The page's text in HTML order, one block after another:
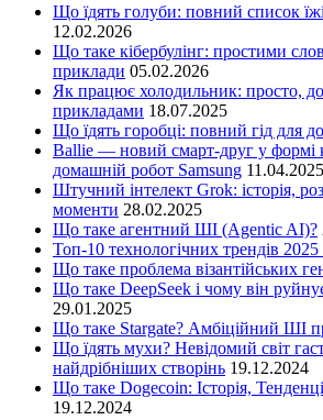
Що їдять голуби: повний список їжі
12.02.2026
Що таке кібербулінг: простими
приклади 05.02.2026
Як працює холодильник: просто,
прикладами 18.07.2025
Що їдять горобці: повний гід для
Ballie — новий смарт-друг у формі
домашній робот Samsung 11.04.2025
Штучний інтелект Grok: історія,
моменти 28.02.2025
Що таке агентний ШІ (Agentic AI)?
Топ-10 технологічних трендів
Що таке проблема візантійських
Що таке DeepSeek і чому він
29.01.2025
Що таке Stargate? Амбіційний ШІ
Що їдять мухи? Невідомий світ
найдрібніших створінь 19.12.2024
Що таке Dogecoin: Історія,
19.12.2024